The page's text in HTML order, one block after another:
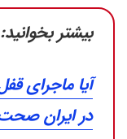
بیشتر بخوانید:
آیا ماجرای
در ایران